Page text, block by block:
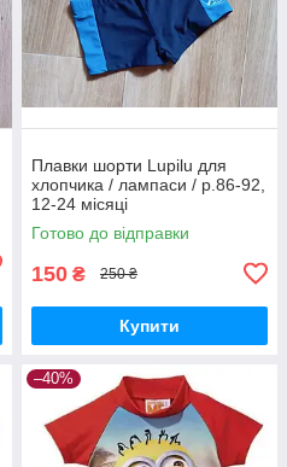
Плавки шорти Lupilu для
хлопчика / лампаси / р.86-92,
12-24 місяці
Готово до відправки
150 ₴ 250 ₴
Купити
–40%